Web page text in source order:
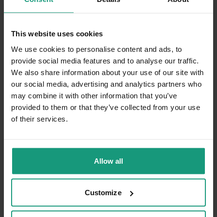
This website uses cookies
We use cookies to personalise content and ads, to
provide social media features and to analyse our traffic.
We also share information about your use of our site with
our social media, advertising and analytics partners who
may combine it with other information that you’ve
provided to them or that they’ve collected from your use
of their services.
Allow all
Customize
Komentarz sklepu
Cieszy nas Twoja miła opinia i zaufanie.
Jesteśmy wdzięczni za tak wspaniałych
karma dla szczeniąt duoproteina kaczka z
dzikiem
0
0
wysokiej jakości. Br,uszek działa idealnie
Opinia dotyczy podobnego produktu:RAW PALEO
karma dla szczeniąt duoproteina kaczka z
8/4/2026